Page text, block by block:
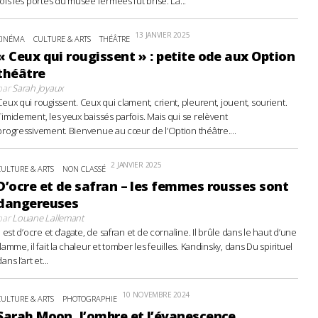
CULTURE & ARTS THÉÂTRE 13 JANVIER 2025
Ceux qui rougissent » : petite ode aux Option
Sarah Joyaux
qui rougissent. Ceux qui clament, crient, pleurent, jouent, sourient.
les yeux baissés parfois. Mais qui se relèvent
Bienvenue au cœur de l’Option théâtre....
& ARTS NON CLASSÉ 2 JANVIER 2025
et de safran – les femmes rousses sont
Louane Lallemant
est d’ocre et d’agate, de safran et de cornaline. Il brûle dans le haut d’une
il fait la chaleur et tomber les feuilles. Kandinsky, dans Du spirituel
l’art et...
& ARTS PHOTOGRAPHIE 10 NOVEMBRE 2024